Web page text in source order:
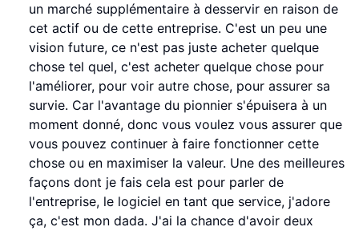
un marché supplémentaire à desservir en raison de
cet actif ou de cette entreprise. C'est un peu une
vision future, ce n'est pas juste acheter quelque
chose tel quel, c'est acheter quelque chose pour
l'améliorer, pour voir autre chose, pour assurer sa
survie. Car l'avantage du pionnier s'épuisera à un
moment donné, donc vous voulez vous assurer que
vous pouvez continuer à faire fonctionner cette
chose ou en maximiser la valeur. Une des meilleures
façons dont je fais cela est pour parler de
l'entreprise, le logiciel en tant que service, j'adore
ça, c'est mon dada. J'ai la chance d'avoir deux